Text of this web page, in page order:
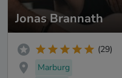
Jonas Brannath
(29)
Marburg